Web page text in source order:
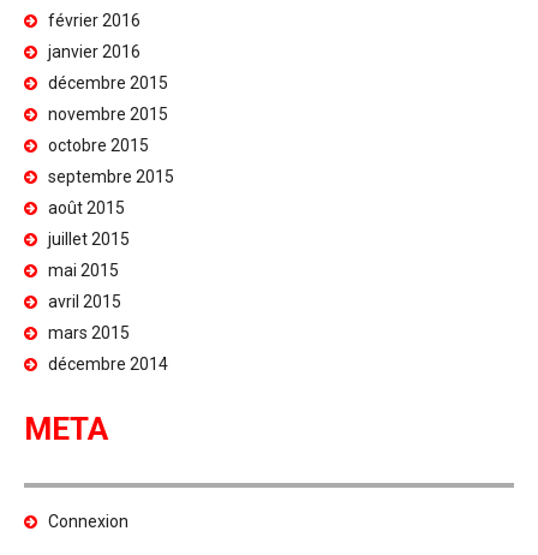
février 2016
janvier 2016
décembre 2015
novembre 2015
octobre 2015
septembre 2015
août 2015
juillet 2015
mai 2015
avril 2015
mars 2015
décembre 2014
META
Connexion